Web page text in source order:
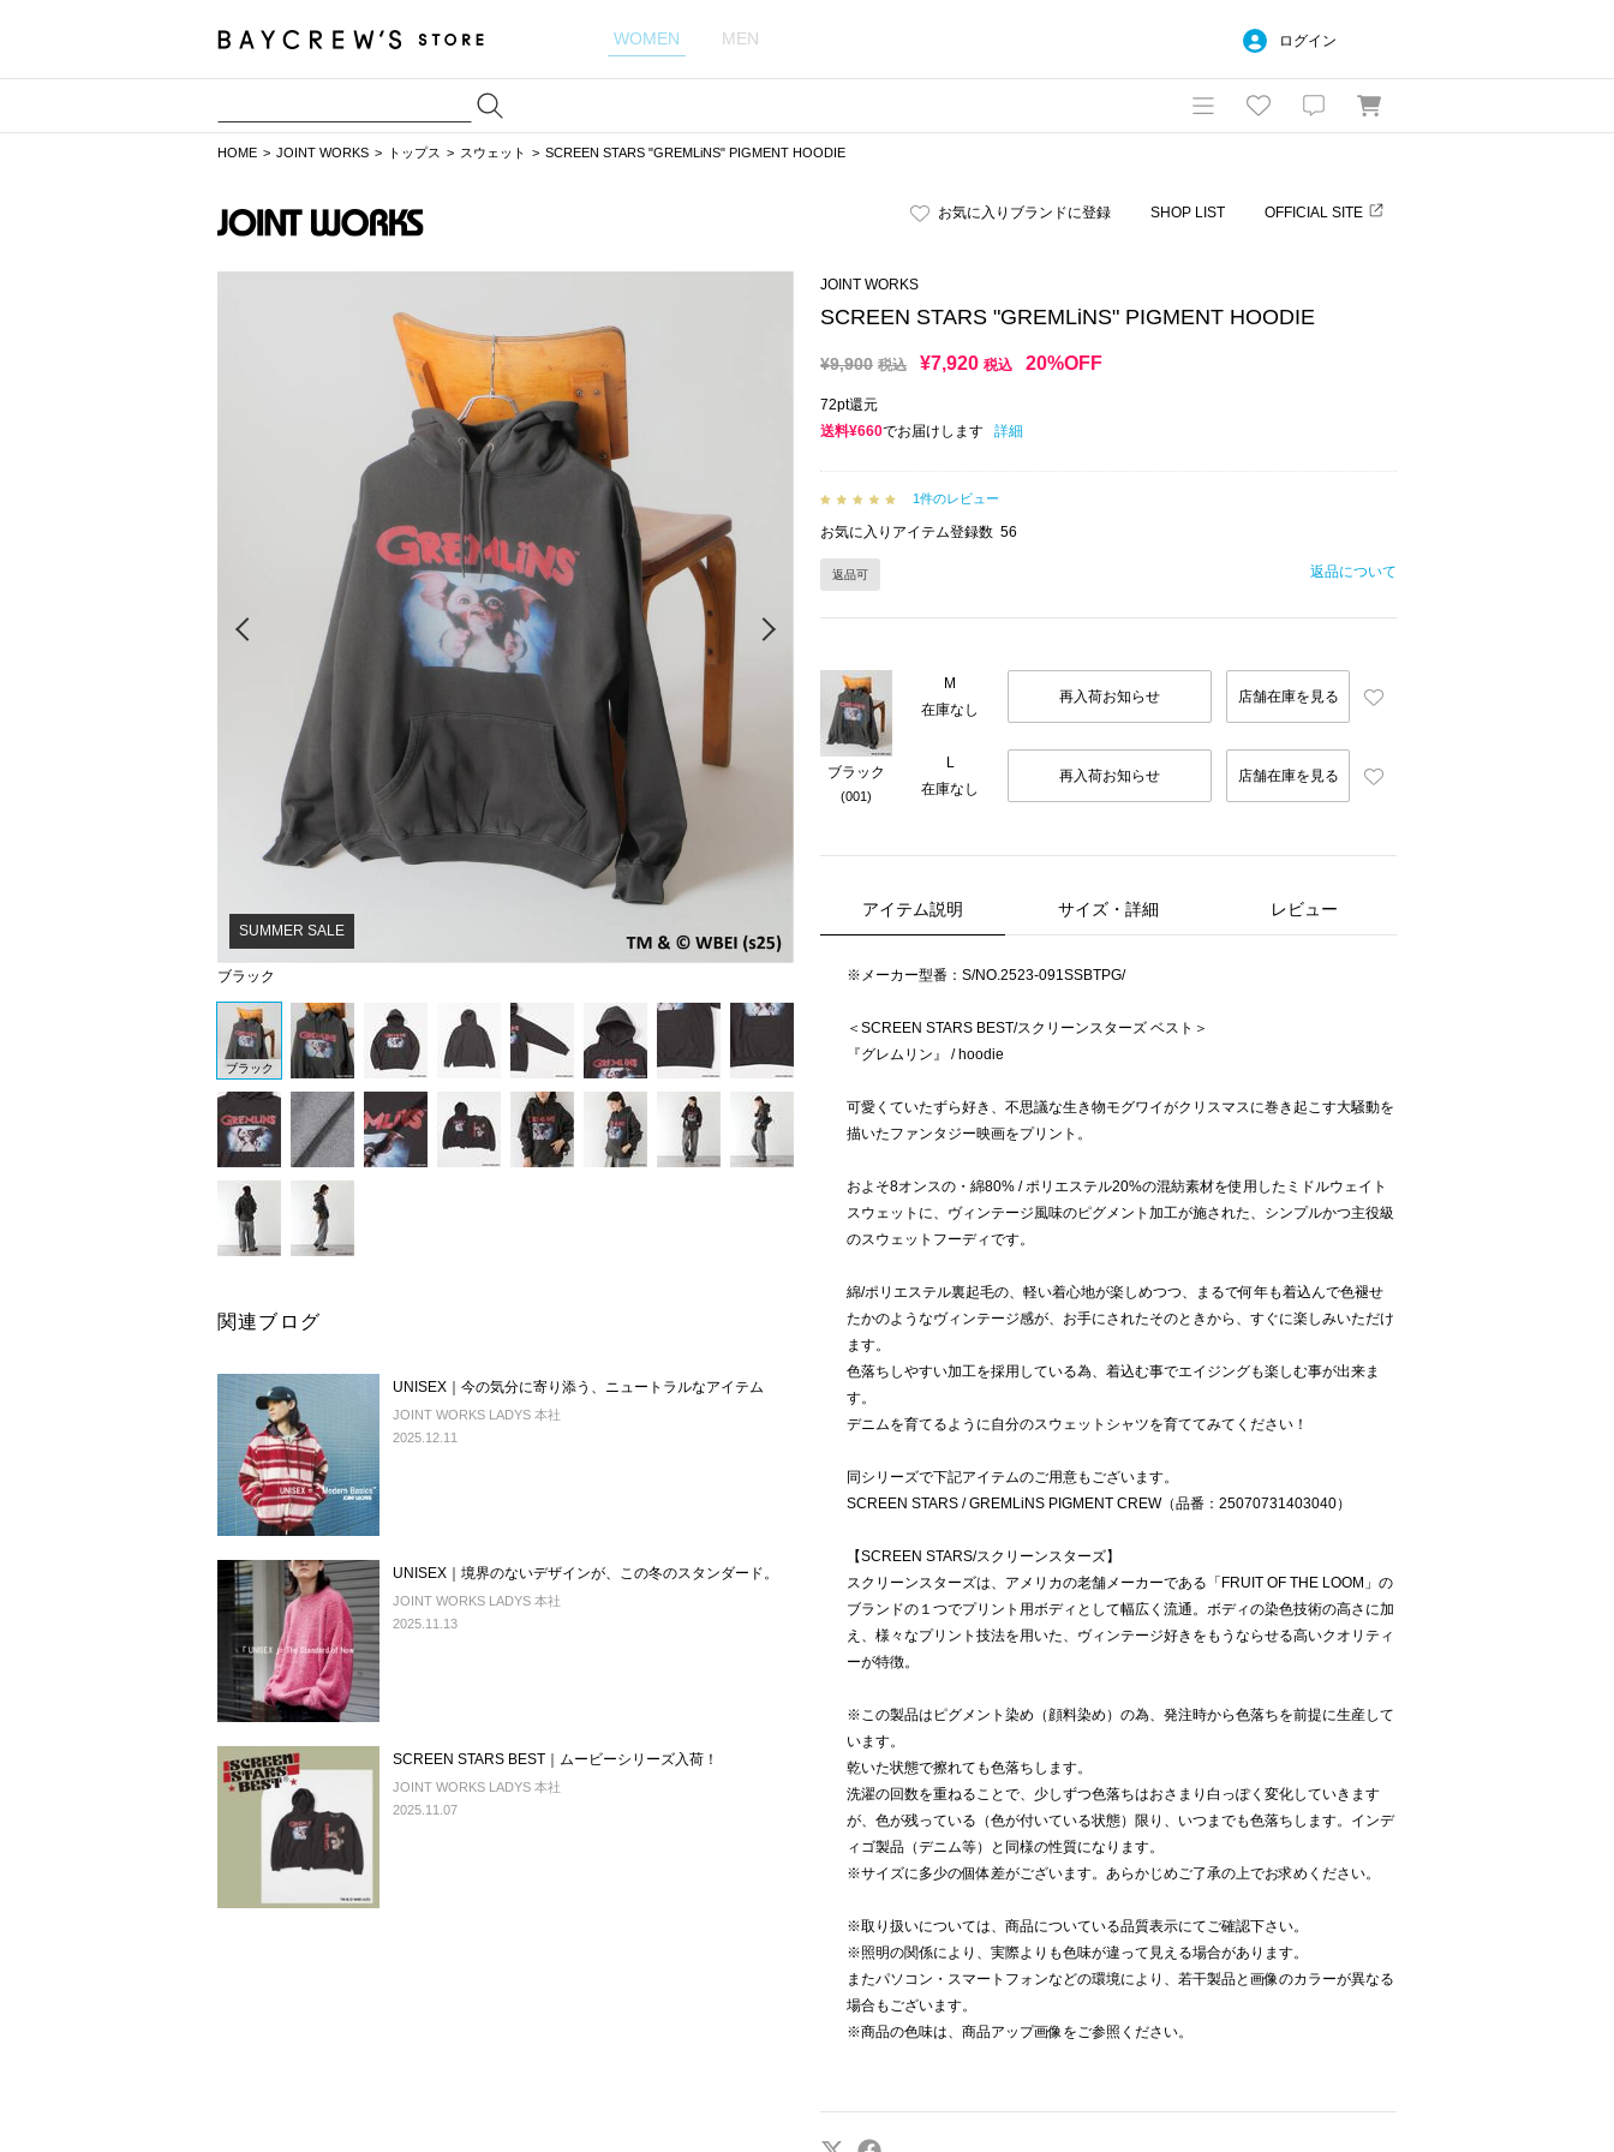
WOMEN MEN ログイン
HOME JOINT WORKS トップス スウェット SCREEN STARS "GREMLiNS" PIGMENT HOODIE
お気に入りブランドに登録 SHOP LIST OFFICIAL SITE
ブラック
Next
SUMMER SALE
ブラック
関連ブログ
UNISEX｜今の気分に寄り添う、ニュートラルなアイテム
JOINT WORKS LADYS 本社
2025.12.11
UNISEX｜境界のないデザインが、この冬のスタンダード。
JOINT WORKS LADYS 本社
2025.11.13
SCREEN STARS BEST｜ムービーシリーズ入荷！
JOINT WORKS LADYS 本社
2025.11.07
JOINT WORKS
SCREEN STARS "GREMLiNS" PIGMENT HOODIE
¥9,900 税込 ¥7,920 税込 20%OFF
72pt還元
送料¥660でお届けします 詳細
1件のレビュー
お気に入りアイテム登録数 56
返品可 返品について
ブラック
(001)
M
在庫なし
再入荷お知らせ 店舗在庫を見る
L
在庫なし
再入荷お知らせ 店舗在庫を見る
アイテム説明 サイズ・詳細 レビュー
※メーカー型番：S/NO.2523-091SSBTPG/
＜SCREEN STARS BEST/スクリーンスターズ ベスト＞
『グレムリン』 / hoodie
可愛くていたずら好き、不思議な生き物モグワイがクリスマスに巻き起こす大騒動を
描いたファンタジー映画をプリント。
およそ8オンスの・綿80% / ポリエステル20%の混紡素材を使用したミドルウェイト
スウェットに、ヴィンテージ風味のピグメント加工が施された、シンプルかつ主役級
のスウェットフーディです。
綿/ポリエステル裏起毛の、軽い着心地が楽しめつつ、まるで何年も着込んで色褪せ
たかのようなヴィンテージ感が、お手にされたそのときから、すぐに楽しみいただけ
ます。
色落ちしやすい加工を採用している為、着込む事でエイジングも楽しむ事が出来ま
す。
デニムを育てるように自分のスウェットシャツを育ててみてください！
同シリーズで下記アイテムのご用意もございます。
SCREEN STARS / GREMLiNS PIGMENT CREW（品番：25070731403040）
【SCREEN STARS/スクリーンスターズ】
スクリーンスターズは、アメリカの老舗メーカーである「FRUIT OF THE LOOM」の
ブランドの１つでプリント用ボディとして幅広く流通。ボディの染色技術の高さに加
え、様々なプリント技法を用いた、ヴィンテージ好きをもうならせる高いクオリティ
ーが特徴。
※この製品はピグメント染め（顔料染め）の為、発注時から色落ちを前提に生産して
います。
乾いた状態で擦れても色落ちします。
洗濯の回数を重ねることで、少しずつ色落ちはおさまり白っぽく変化していきます
が、色が残っている（色が付いている状態）限り、いつまでも色落ちします。インデ
ィゴ製品（デニム等）と同様の性質になります。
※サイズに多少の個体差がございます。あらかじめご了承の上でお求めください。
※取り扱いについては、商品についている品質表示にてご確認下さい。
※照明の関係により、実際よりも色味が違って見える場合があります。
またパソコン・スマートフォンなどの環境により、若干製品と画像のカラーが異なる
場合もございます。
※商品の色味は、商品アップ画像をご参照ください。